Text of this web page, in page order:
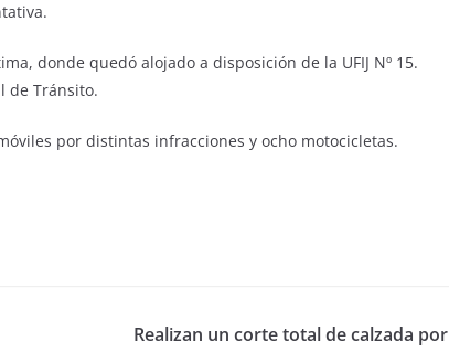
donde quedó alojado a disposición de la UFIJ Nº 15.
de Tránsito.
por distintas infracciones y ocho motocicletas.
Realizan un corte total de calzada por